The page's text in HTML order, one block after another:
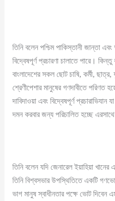
তিনি বলেন পশ্চিম পাকিস্তানী জান্তা
বিদ্বেষপূর্ণ প্রচারণা চালাতে পারে।
বাংলাদেশের সকল ছোট চাষি, কর্মী,
শ্রেণীপেশার মানুষের গণদাবীতে
দাবিদাওয়া এবং বিদ্বেষপূর্ণ
দমন করবার জন্য পরিচালিত হচ্ছে
তিনি বলেন যদি জেনারেল ইয়াহিয়া
তিনি বিশ্বসভার উপস্থিতিতে একটি
ভাগ মানুষ স্বাধীনতার পক্ষে ভোট দিবেন